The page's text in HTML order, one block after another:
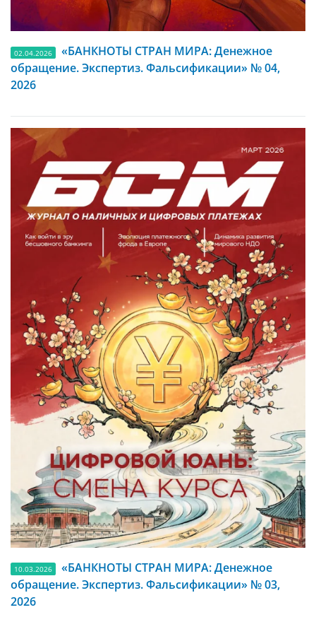
02.04.2026
«БАНКНОТЫ СТРАН МИРА: Денежное
обращение. Экспертиз. Фальсификации» № 04,
2026
10.03.2026
«БАНКНОТЫ СТРАН МИРА: Денежное
обращение. Экспертиз. Фальсификации» № 03,
2026